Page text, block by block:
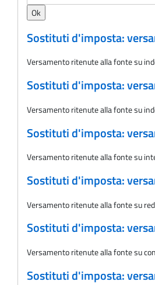
Sostituti d'imposta:
Versamento ritenute alla fonte su
Sostituti d'imposta:
Versamento ritenute alla fonte su
Sostituti d'imposta:
Versamento ritenute alla fonte su
Sostituti d'imposta:
Versamento ritenute alla fonte su
Sostituti d'imposta:
Versamento ritenute alla fonte su
Sostituti d'imposta: